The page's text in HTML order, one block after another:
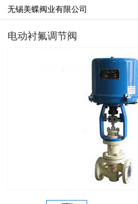
无锡美蝶阀业有限公司
电动衬氟调节阀